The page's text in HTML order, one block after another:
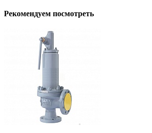
Рекомендуем посмотреть